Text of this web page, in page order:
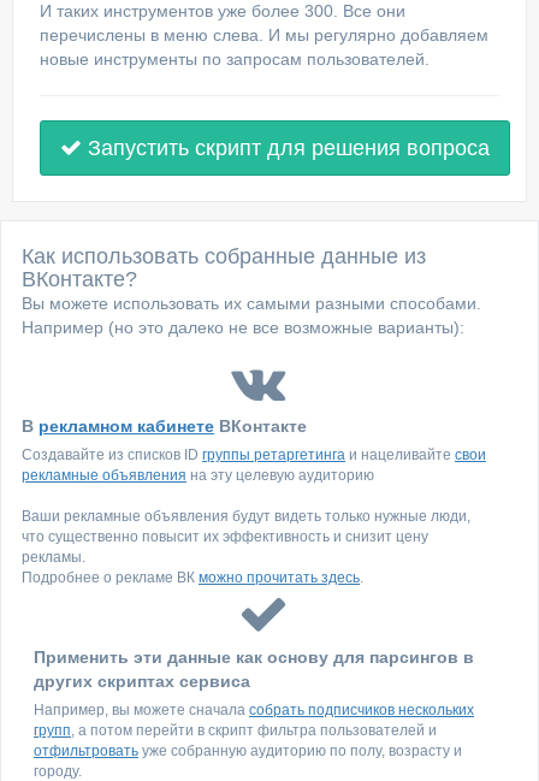
И таких инструментов уже более 300. Все они
перечислены в меню слева. И мы регулярно добавляем
новые инструменты по запросам пользователей.
Запустить скрипт для решения вопроса
Как использовать собранные данные из
ВКонтакте?
Вы можете использовать их самыми разными способами.
Например (но это далеко не все возможные варианты):
В рекламном кабинете ВКонтакте
Создавайте из списков ID группы ретаргетинга и нацеливайте свои
рекламные объявления на эту целевую аудиторию
Ваши рекламные объявления будут видеть только нужные люди,
что существенно повысит их эффективность и снизит цену
рекламы.
Подробнее о рекламе ВК можно прочитать здесь.
Применить эти данные как основу для парсингов в
других скриптах сервиса
Например, вы можете сначала собрать подписчиков нескольких
групп, а потом перейти в скрипт фильтра пользователей и
отфильтровать уже собранную аудиторию по полу, возрасту и
городу.